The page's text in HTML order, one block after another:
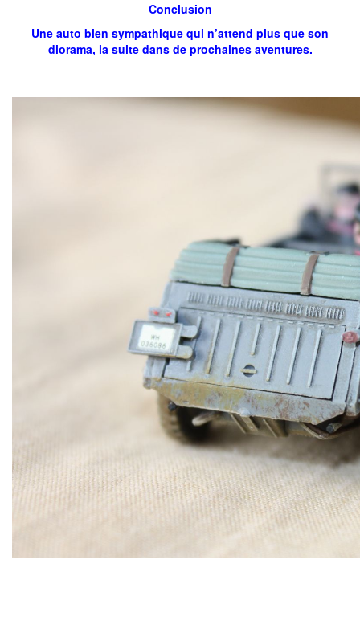
Conclusion
Une auto bien sympathique qui n’attend plus que son
diorama, la suite dans de prochaines aventures.